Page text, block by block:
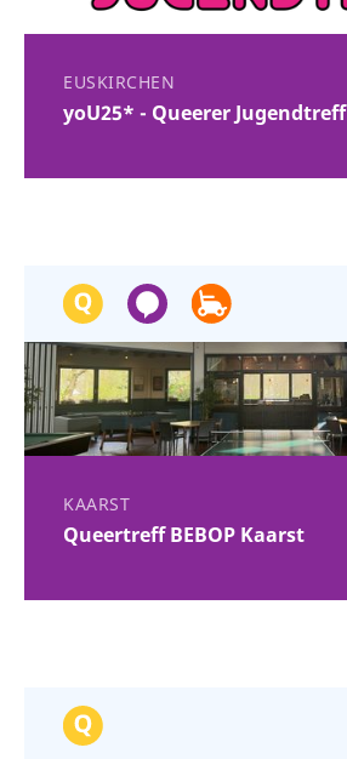
EUSKIRCHEN
yoU25* - Queerer Jugendtreff
KAARST
Queertreff BEBOP Kaarst